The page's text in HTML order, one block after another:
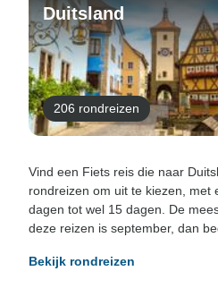
Duitsland
206 rondreizen
Vind een Fiets reis die naar
rondreizen om uit te kiezen, met
dagen tot wel 15 dagen. De
deze reizen is september, dan
Bekijk rondreizen